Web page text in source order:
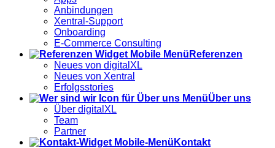
Anbindungen
Xentral-Support
Onboarding
E-Commerce Consulting
Referenzen
Neues von digitalXL
Neues von Xentral
Erfolgsstories
Über uns
Über digitalXL
Team
Partner
Kontakt